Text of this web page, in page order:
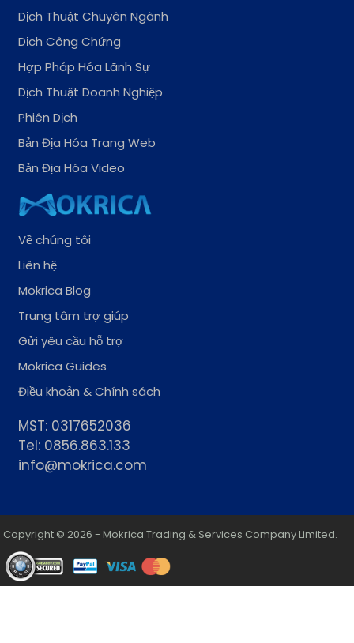
Dịch Thuật Chuyên Ngành
Dịch Công Chứng
Hợp Pháp Hóa Lãnh Sự
Dịch Thuật Doanh Nghiệp
Phiên Dịch
Bản Địa Hóa Trang Web
Bản Địa Hóa Video
Về chúng tôi
Liên hệ
Mokrica Blog
Trung tâm trợ giúp
Gửi yêu cầu hỗ trợ
Mokrica Guides
Điều khoản & Chính sách
MST: 0317652036
Tel: 0856.863.133
info@mokrica.com
Copyright © 2026 - Mokrica Trading & Services Company Limited.